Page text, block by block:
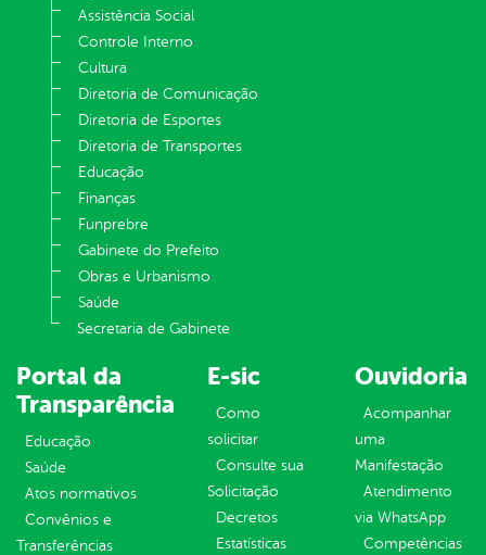
Assistência Social
Controle Interno
Cultura
Diretoria de Comunicação
Diretoria de Esportes
Diretoria de Transportes
Educação
Finanças
Funprebre
Gabinete do Prefeito
Obras e Urbanismo
Saúde
Secretaria de Gabinete
Portal da
Transparência
Educação
Saúde
Atos normativos
Convênios e
Transferências
E-sic
Como
solicitar
Consulte sua
Solicitação
Decretos
Estatísticas
Ouvidoria
Acompanhar
uma
Manifestação
Atendimento
via WhatsApp
Competências